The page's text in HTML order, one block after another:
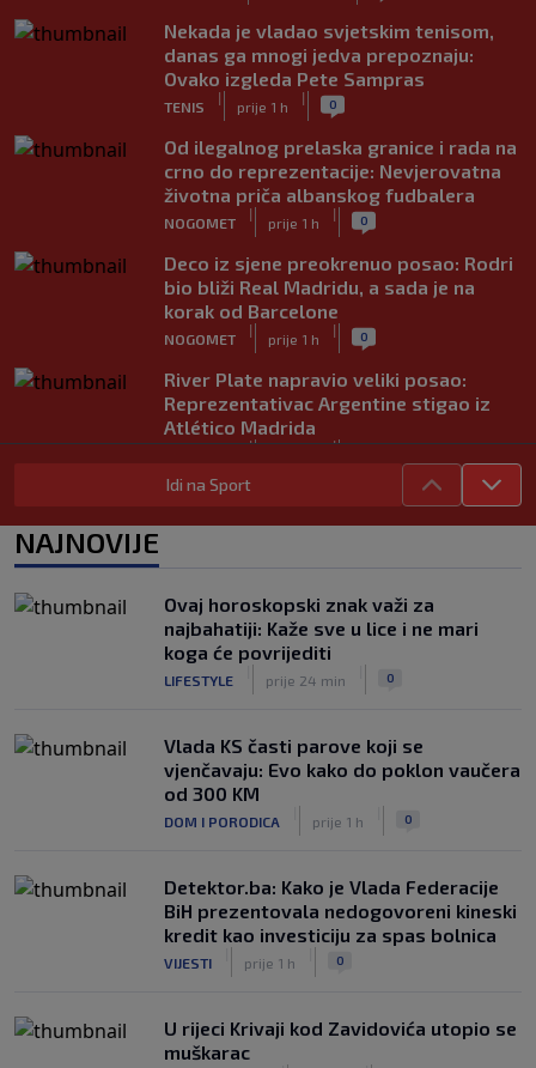
Nekada je vladao svjetskim tenisom,
danas ga mnogi jedva prepoznaju:
Ovako izgleda Pete Sampras
TENIS
|
prije 1 h
| 0
Od ilegalnog prelaska granice i rada na
crno do reprezentacije: Nevjerovatna
životna priča albanskog fudbalera
NOGOMET
|
prije 1 h
| 0
Deco iz sjene preokrenuo posao: Rodri
bio bliži Real Madridu, a sada je na
korak od Barcelone
NOGOMET
|
prije 1 h
| 0
River Plate napravio veliki posao:
Reprezentativac Argentine stigao iz
Atlético Madrida
| |
Gasol savjetovao Wembanyamu:
Solidan debi Alajbegovića u porazu
Juventusa od Intera, Zmaj učestvovao
u akciji za gol "Stare Dame"
NOGOMET prije 2 h
|
Idi na Sport
NAJNOVIJE
Ovaj horoskopski znak važi za
najbahatiji: Kaže sve u lice i ne mari
koga će povrijediti
LIFESTYLE prije 24 min 0
Vlada KS časti parove koji se
vjenčavaju: Evo kako do poklon vaučera
od 300 KM
DOM I PORODICA prije 1 h 0
Detektor.ba: Kako je Vlada Federacije
BiH prezentovala nedogovoreni kineski
kredit kao investiciju za spas bolnica
VIJESTI prije 1 h 0
U rijeci Krivaji kod Zavidovića utopio se
muškarac